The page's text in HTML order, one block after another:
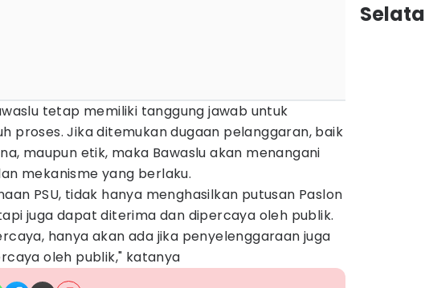
tetap memiliki tanggung jawab untuk
proses. Jika ditemukan dugaan pelanggaran, baik
maupun etik, maka Bawaslu akan menangani
mekanisme yang berlaku.
PSU, tidak hanya menghasilkan putusan Paslon
juga dapat diterima dan dipercaya oleh publik.
hanya akan ada jika penyelenggaraan juga
oleh publik," katanya